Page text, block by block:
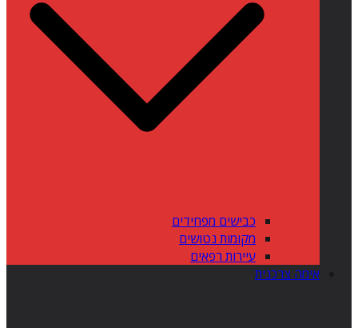
כבישים מפחידים
מקומות נטושים
עיירות רפאים
אימה צרכנית